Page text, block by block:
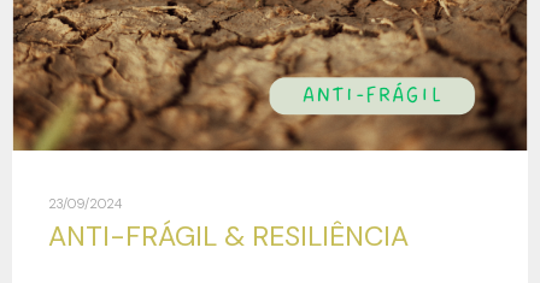
23/09/2024
ANTI-FRÁGIL & RESILIÊNCIA